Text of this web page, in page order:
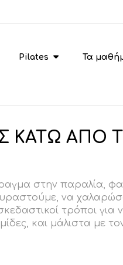
Pilates Τα
ΚΑΤΩ ΑΠΟ
στην παραλία,
να
τρόποι για
και μάλιστα με